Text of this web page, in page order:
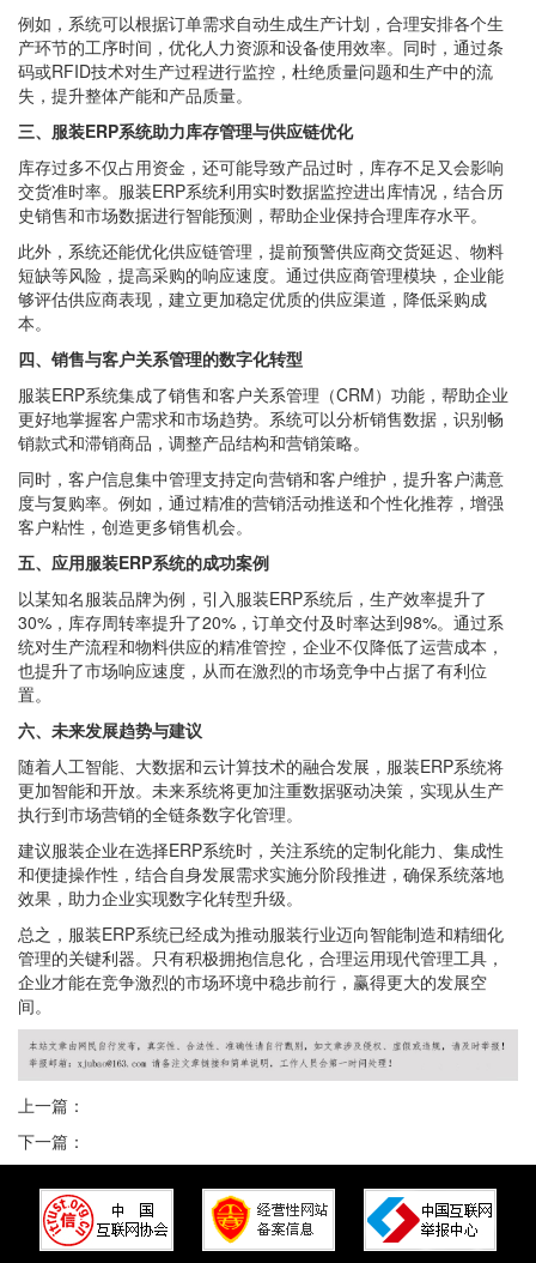
例如，系统可以根据订单需求自动生成生产计划，合理安排各个生
产环节的工序时间，优化人力资源和设备使用效率。同时，通过条
码或RFID技术对生产过程进行监控，杜绝质量问题和生产中的流
失，提升整体产能和产品质量。
三、服装ERP系统助力库存管理与供应链优化
库存过多不仅占用资金，还可能导致产品过时，库存不足又会影响
交货准时率。服装ERP系统利用实时数据监控进出库情况，结合历
史销售和市场数据进行智能预测，帮助企业保持合理库存水平。
此外，系统还能优化供应链管理，提前预警供应商交货延迟、物料
短缺等风险，提高采购的响应速度。通过供应商管理模块，企业能
够评估供应商表现，建立更加稳定优质的供应渠道，降低采购成
本。
四、销售与客户关系管理的数字化转型
服装ERP系统集成了销售和客户关系管理（CRM）功能，帮助企业
更好地掌握客户需求和市场趋势。系统可以分析销售数据，识别畅
销款式和滞销商品，调整产品结构和营销策略。
同时，客户信息集中管理支持定向营销和客户维护，提升客户满意
度与复购率。例如，通过精准的营销活动推送和个性化推荐，增强
客户粘性，创造更多销售机会。
五、应用服装ERP系统的成功案例
以某知名服装品牌为例，引入服装ERP系统后，生产效率提升了
30%，库存周转率提升了20%，订单交付及时率达到98%。通过系
统对生产流程和物料供应的精准管控，企业不仅降低了运营成本，
也提升了市场响应速度，从而在激烈的市场竞争中占据了有利位
置。
六、未来发展趋势与建议
随着人工智能、大数据和云计算技术的融合发展，服装ERP系统将
更加智能和开放。未来系统将更加注重数据驱动决策，实现从生产
执行到市场营销的全链条数字化管理。
建议服装企业在选择ERP系统时，关注系统的定制化能力、集成性
和便捷操作性，结合自身发展需求实施分阶段推进，确保系统落地
效果，助力企业实现数字化转型升级。
总之，服装ERP系统已经成为推动服装行业迈向智能制造和精细化
管理的关键利器。只有积极拥抱信息化，合理运用现代管理工具，
企业才能在竞争激烈的市场环境中稳步前行，赢得更大的发展空
间。
上一篇：
下一篇：